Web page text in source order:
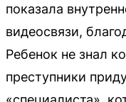
показала
видеосвязи,
Ребенок не знал
преступники